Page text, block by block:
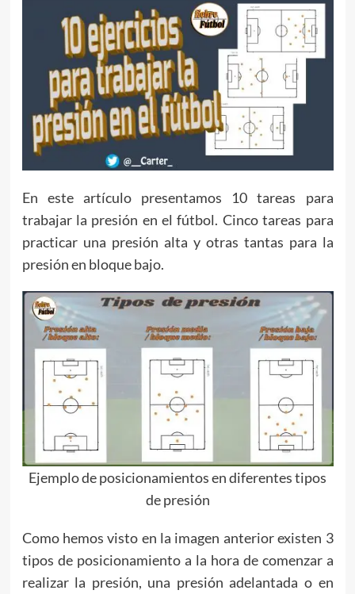
En este artículo presentamos 10 tareas para
trabajar la presión en el fútbol. Cinco tareas para
practicar una presión alta y otras tantas para la
presión en bloque bajo.
Ejemplo de posicionamientos en diferentes tipos
de presión
Como hemos visto en la imagen anterior existen 3
tipos de posicionamiento a la hora de comenzar a
realizar la presión, una presión adelantada o en